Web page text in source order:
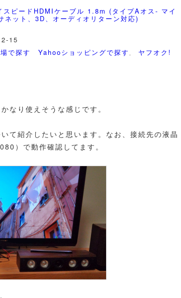
ピードHDMIケーブル 1.8m (タイプAオス- マイ
ネット、3D、オーディオリターン対応)
15
で探す Yahooショッピングで探す ヤフオク!
なり使えそうな感じです。
て紹介したいと思います。なお、接続先の液晶
）で動作確認してます。